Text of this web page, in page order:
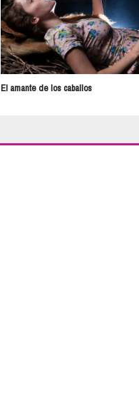
El amante de los caballos